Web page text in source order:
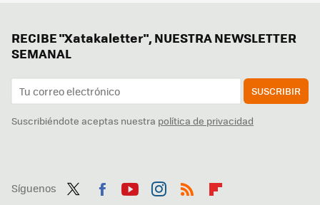
RECIBE "Xatakaletter", NUESTRA NEWSLETTER
SEMANAL
SUSCRIBIR
Suscribiéndote aceptas nuestra política de privacidad
Síguenos